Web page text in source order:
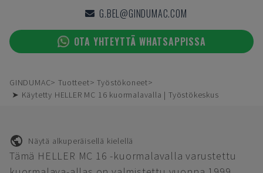
G.BEL@GINDUMAC.COM
OTA YHTEYTTÄ WHATSAPPISSA
GINDUMAC Tuotteet
Työstökoneet
➤ Käytetty HELLER MC 16 kuormalavalla | Työstökeskus
Näytä alkuperäisellä kielellä
Tämä HELLER MC 16 -kuormalavalla varustettu